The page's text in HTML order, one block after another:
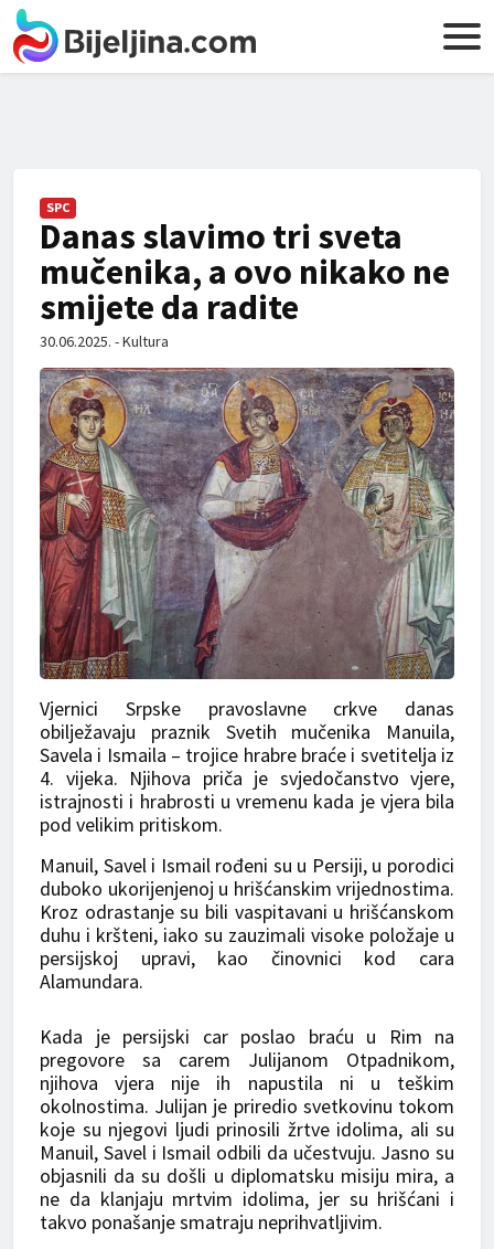
SPC
Danas slavimo tri sveta
mučenika, a ovo nikako ne
smijete da radite
30.06.2025. - Kultura
Vjernici Srpske pravoslavne crkve danas
obilježavaju praznik Svetih mučenika Manuila,
Savela i Ismaila – trojice hrabre braće i svetitelja iz
4. vijeka. Njihova priča je svjedočanstvo vjere,
istrajnosti i hrabrosti u vremenu kada je vjera bila
pod velikim pritiskom.
Manuil, Savel i Ismail rođeni su u Persiji, u porodici
duboko ukorijenjenoj u hrišćanskim vrijednostima.
Kroz odrastanje su bili vaspitavani u hrišćanskom
duhu i kršteni, iako su zauzimali visoke položaje u
persijskoj upravi, kao činovnici kod cara
Alamundara.
Kada je persijski car poslao braću u Rim na
pregovore sa carem Julijanom Otpadnikom,
njihova vjera nije ih napustila ni u teškim
okolnostima. Julijan je priredio svetkovinu tokom
koje su njegovi ljudi prinosili žrtve idolima, ali su
Manuil, Savel i Ismail odbili da učestvuju. Jasno su
objasnili da su došli u diplomatsku misiju mira, a
ne da klanjaju mrtvim idolima, jer su hrišćani i
takvo ponašanje smatraju neprihvatljivim.